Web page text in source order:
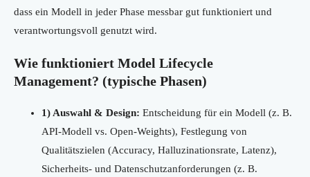
dass ein Modell in jeder Phase messbar gut funktioniert und
verantwortungsvoll genutzt wird.
Wie funktioniert Model Lifecycle
Management? (typische Phasen)
1) Auswahl & Design: Entscheidung für ein Modell (z. B.
API-Modell vs. Open-Weights), Festlegung von
Qualitätszielen (Accuracy, Halluzinationsrate, Latenz),
Sicherheits- und Datenschutzanforderungen (z. B.